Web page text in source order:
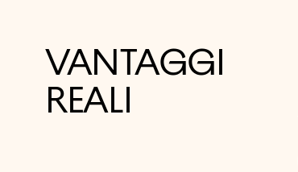
VANTAGGI
REALI